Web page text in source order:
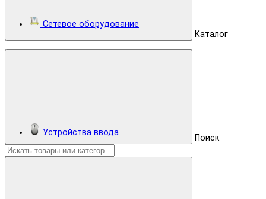
Каталог
Поиск
Сетевое оборудование
Устройства ввода